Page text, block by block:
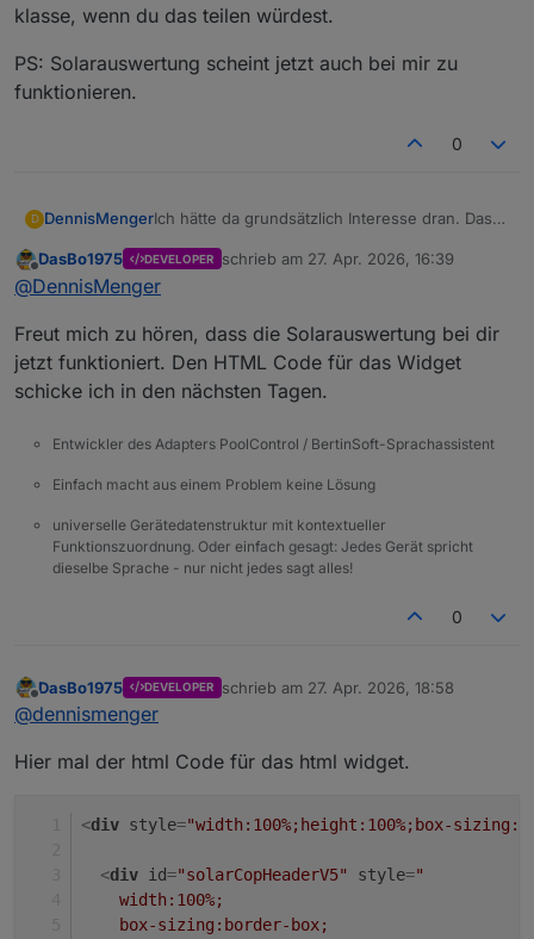
klasse, wenn du das teilen würdest.
PS: Solarauswertung scheint jetzt auch bei mir zu
funktionieren.
0
D DennisMengerIch hätte da grundsätzlich Interesse dran. Das
PS: Solarauswertung scheint jetzt auch bei mir
zu funktionieren.
Offline
DasBo1975 DEVELOPER schrieb am 27. Apr. 2026, 16:39
zuletzt editiert von
@DennisMenger
Freut mich zu hören, dass die Solarauswertung bei dir
jetzt funktioniert. Den HTML Code für das Widget
schicke ich in den nächsten Tagen.
Entwickler des Adapters PoolControl / BertinSoft-Sprachassistent
Einfach macht aus einem Problem keine Lösung
universelle Gerätedatenstruktur mit kontextueller
Funktionszuordnung. Oder einfach gesagt: Jedes Gerät spricht
dieselbe Sprache - nur nicht jedes sagt alles!
0
Offline
DasBo1975 DEVELOPER schrieb am 27. Apr. 2026, 18:58
zuletzt editiert von
@dennismenger
Hier mal der html Code für das html widget.
<div style="width:100%;height:100%;box-
<div id="solarCopHeaderV5" style="
    width:100%;
    box-sizing:border-box;